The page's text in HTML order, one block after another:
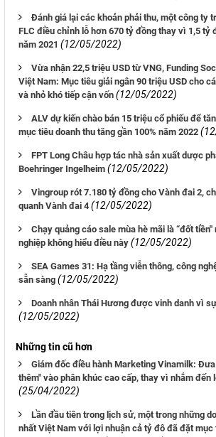
Đánh giá lại các khoản phải thu, một công ty
FLC điều chỉnh lỗ hơn 670 tỷ đồng thay vì 1,5 tỷ
năm 2021 (12/05/2022)
Vừa nhận 22,5 triệu USD từ VNG, Funding
Việt Nam: Mục tiêu giải ngân 90 triệu USD cho
và nhỏ khó tiếp cận vốn (12/05/2022)
ALV dự kiến chào bán 15 triệu cổ phiếu để
mục tiêu doanh thu tăng gần 100% năm 2022
FPT Long Châu hợp tác nhà sản xuất dược
Boehringer Ingelheim (12/05/2022)
Vingroup rót 7.180 tỷ đồng cho Vành đai 2,
quanh Vành đai 4 (12/05/2022)
Chạy quảng cáo sale mùa hè mãi là “đốt tiền"
nghiệp không hiểu điều này (12/05/2022)
SEA Games 31: Hạ tầng viễn thông, công
sẵn sàng (12/05/2022)
Doanh nhân Thái Hương được vinh danh vì
(12/05/2022)
Những tin cũ hơn
Giám đốc điều hành Marketing Vinamilk:
thêm" vào phân khúc cao cấp, thay vì nhắm đến
(25/04/2022)
Lần đầu tiên trong lịch sử, một trong những
nhất Việt Nam với lợi nhuận cả tỷ đô đã đặt mục